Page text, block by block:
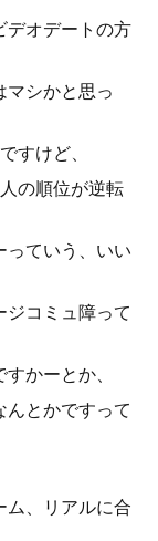
デオデートの方
マシかと思っ
すけど、
の順位が逆転
っていう、いい
ジコミュ障って
かーとか、
んとかですって
ム、リアルに合